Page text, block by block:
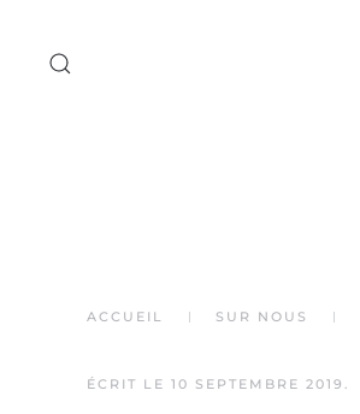
Accéder au contenu principal
ACCUEIL SUR NOUS
ÉCRIT LE 10 SEPTEMBRE 2019 .